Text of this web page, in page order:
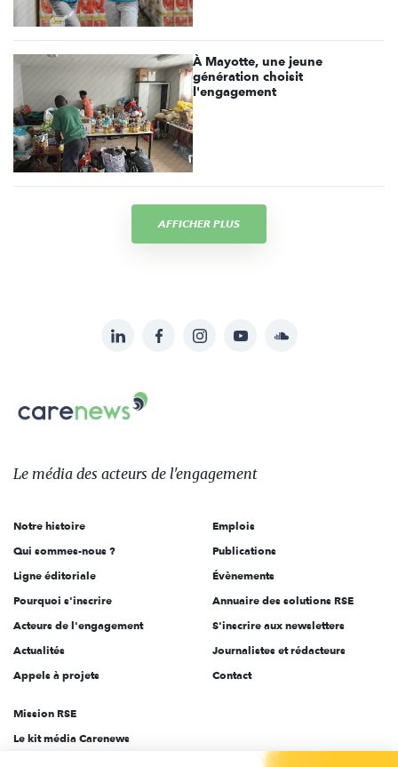
À Mayotte, une jeune
génération choisit
l'engagement
AFFICHER PLUS
sur:
LinkedInFacebookInstagramYouTubeSoundcloud
Carenews,
Le
des
l'engagement
Le média des acteurs de l'engagement
Notre histoire
Qui sommes-nous ?
Ligne éditoriale
Pourquoi s'inscrire
Acteurs de l'engagement
Actualités
Appels à projets
Emplois
Publications
Évènements
Annuaire des solutions RSE
S'inscrire aux newsletters
Journalistes et rédacteurs
Contact
Mission RSE
Le kit média Carenews